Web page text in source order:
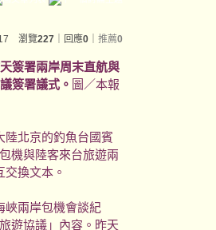
瀏覽227 ｜回應0 推薦0
簽署兩岸周末直航與
簽署議式。 圖／本報
陸北京的釣魚台國賓
機與陸客來台旅遊兩
換文本。
峽兩岸包機會談紀
遊協議」內容。昨天